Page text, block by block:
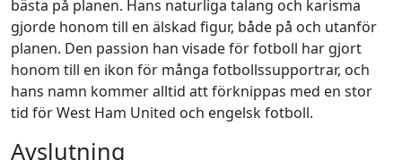
bästa på planen. Hans naturliga talang och karisma
gjorde honom till en älskad figur, både på och utanför
planen. Den passion han visade för fotboll har gjort
honom till en ikon för många fotbollssupportrar, och
hans namn kommer alltid att förknippas med en stor
tid för West Ham United och engelsk fotboll.
Avslutning